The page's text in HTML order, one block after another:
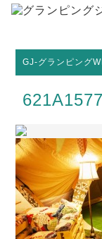
GJ-グランピング